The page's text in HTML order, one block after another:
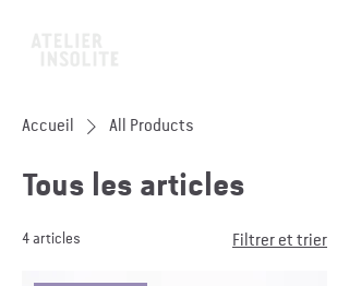
Accueil All Products
Tous les articles
4 articles Filtrer et trier